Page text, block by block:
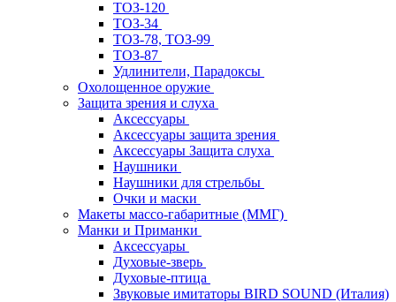
ТОЗ-120
ТОЗ-34
ТОЗ-78, ТОЗ-99
ТОЗ-87
Удлинители, Парадоксы
Охолощенное оружие
Защита зрения и слуха
Аксессуары
Аксессуары защита зрения
Аксессуары Защита слуха
Наушники
Наушники для стрельбы
Очки и маски
Макеты массо-габаритные (ММГ)
Манки и Приманки
Аксессуары
Духовые-зверь
Духовые-птица
Звуковые имитаторы BIRD SOUND (Италия)